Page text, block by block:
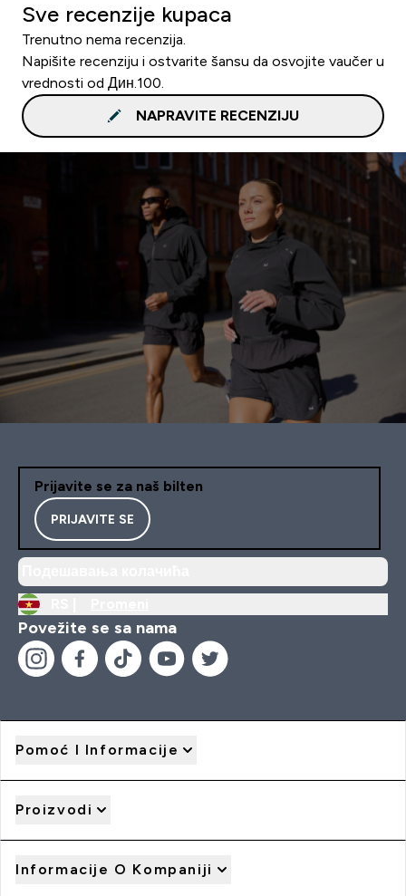
Sve recenzije kupaca
Trenutno nema recenzija.
Napišite recenziju i ostvarite šansu da osvojite vaučer u
vrednosti od Дин.100.
NAPRAVITE RECENZIJU
Prijavite se za naš bilten
PRIJAVITE SE
Povežite se sa nama
Pomoć I Informacije
Proizvodi
Informacije O Kompaniji